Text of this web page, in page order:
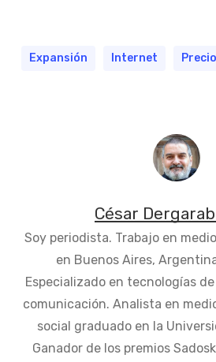
Expansión Internet
César
Soy periodista. Trabajo en
en Buenos Aires,
Especializado en tecnologías
comunicación. Analista en
social graduado en la
Ganador de los premios